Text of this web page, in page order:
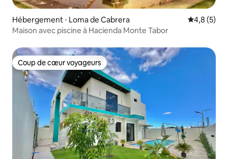
Hébergement ⋅ Loma de Cabrera Évaluation
4,8 (5)
Maison avec piscine à Hacienda Monte Tabor
Coup de cœur voyageurs
Coup de cœur voyageurs